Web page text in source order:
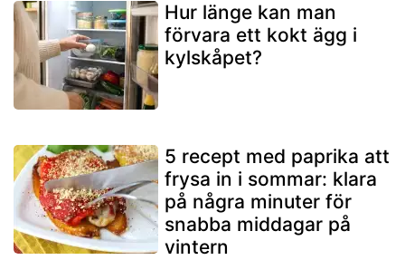
Hur länge kan man
förvara ett kokt ägg i
kylskåpet?
5 recept med paprika att
frysa in i sommar: klara
på några minuter för
snabba middagar på
vintern